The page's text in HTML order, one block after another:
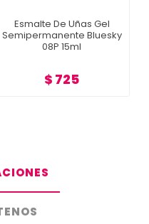
Esmalte De Uñas Gel
Semipermanente Bluesky
08P 15ml
$ 725